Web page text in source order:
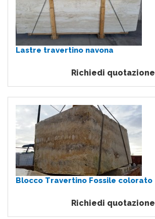
Lastre travertino navona
Richiedi quotazione
Blocco Travertino Fossile colorato
Richiedi quotazione